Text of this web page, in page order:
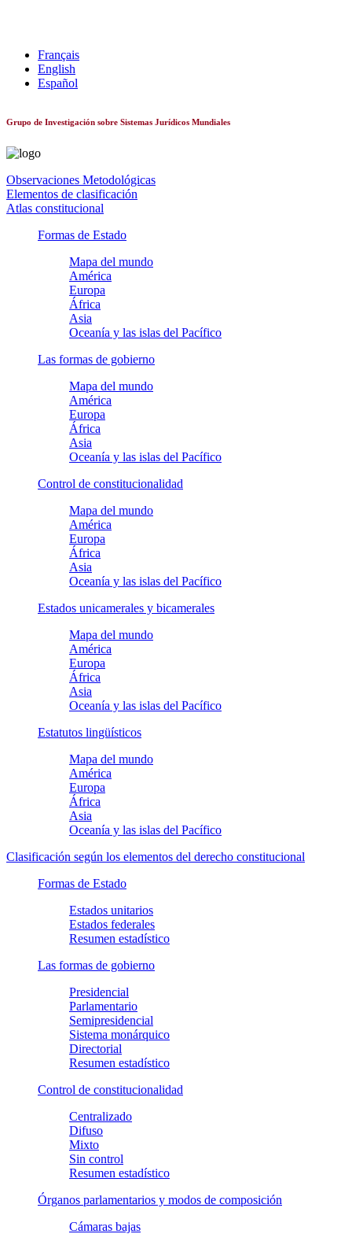
Français
English
Español
Grupo de Investigación sobre Sistemas Jurídicos Mundiales
Observaciones Metodológicas
Elementos de clasificación
Atlas constitucional
Formas de Estado
Mapa del mundo
América
Europa
África
Asia
Oceanía y las islas del Pacífico
Las formas de gobierno
Mapa del mundo
América
Europa
África
Asia
Oceanía y las islas del Pacífico
Control de constitucionalidad
Mapa del mundo
América
Europa
África
Asia
Oceanía y las islas del Pacífico
Estados unicamerales y bicamerales
Mapa del mundo
América
Europa
África
Asia
Oceanía y las islas del Pacífico
Estatutos lingüísticos
Mapa del mundo
América
Europa
África
Asia
Oceanía y las islas del Pacífico
Clasificación según los elementos del derecho constitucional
Formas de Estado
Estados unitarios
Estados federales
Resumen estadístico
Las formas de gobierno
Presidencial
Parlamentario
Semipresidencial
Sistema monárquico
Directorial
Resumen estadístico
Control de constitucionalidad
Centralizado
Difuso
Mixto
Sin control
Resumen estadístico
Órganos parlamentarios y modos de composición
Cámaras bajas